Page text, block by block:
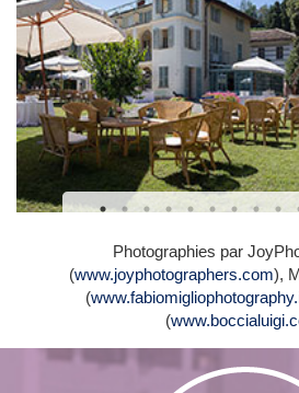
Photographies par
(www.joyphotographers.com),
(
(